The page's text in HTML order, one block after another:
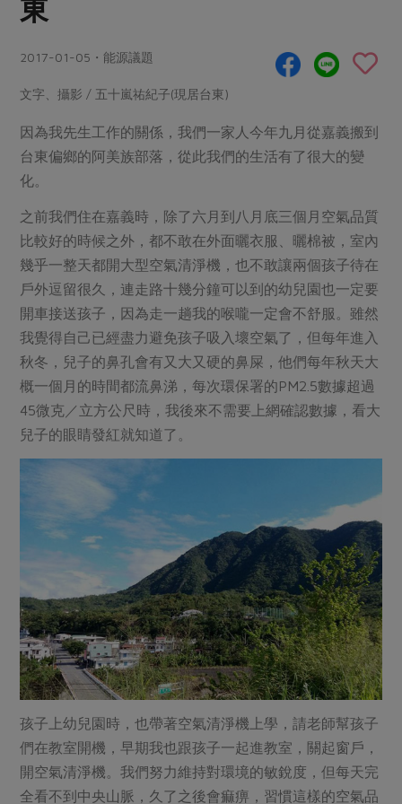
畜產肉類
調理食材・點心
調味醬料/南北貨
休閒零嘴 沖泡飲品
保健食品
居家好物
美妝保養 個人清潔
家庭清潔 織品
日用品 圖書禮品
防災用品
最新產品
優惠專區
素食專區
樂齡友善
醬料
湯品．鍋物
漬物
飲品
主題食譜
異國料理
年菜食譜
養身食補
節慶大餐
高麗菜海鮮煎餅
合作25-經典快閃最後一週
合作25-精選產品第四彈
合作25-精選產品第三彈
議題活動
主婦聯盟X樂齡網特約優惠案
30%rPET紅烏龍茶
更多議題活動
把最好的台灣味帶回家！
廚房瑜伽
關注議題
減硝酸鹽 惜食
非基改運動 支持本土農糧
廢核運動 能源議題
減添加物
公益金 食農教育
綠主張月刊
典藏閱覽室
產品檢驗
自主把關
硝酸鹽檢驗
社員權益
合作社法規
社務專區
選舉專區
最新消息
媒體報導
下載專區
社務會議 地區活動
活動報下載
東
2017-01-05・能源議題
文字、攝影 / 五十嵐祐紀子(現居台東)
因為我先生工作的關係，我們一家人今年九月從嘉義搬到
台東偏鄉的阿美族部落，從此我們的生活有了很大的變
化。
之前我們住在嘉義時，除了六月到八月底三個月空氣品質
比較好的時候之外，都不敢在外面曬衣服、曬棉被，室內
幾乎一整天都開大型空氣清淨機，也不敢讓兩個孩子待在
戶外逗留很久，連走路十幾分鐘可以到的幼兒園也一定要
開車接送孩子，因為走一趟我的喉嚨一定會不舒服。雖然
我覺得自己已經盡力避免孩子吸入壞空氣了，但每年進入
秋冬，兒子的鼻孔會有又大又硬的鼻屎，他們每年秋天大
概一個月的時間都流鼻涕，每次環保署的PM2.5數據超過
45微克／立方公尺時，我後來不需要上網確認數據，看大
兒子的眼睛發紅就知道了。
孩子上幼兒園時，也帶著空氣清淨機上學，請老師幫孩子
們在教室開機，早期我也跟孩子一起進教室，關起窗戶，
開空氣清淨機。我們努力維持對環境的敏銳度，但每天完
全看不到中央山脈，久了之後會痲痹，習慣這樣的空氣品